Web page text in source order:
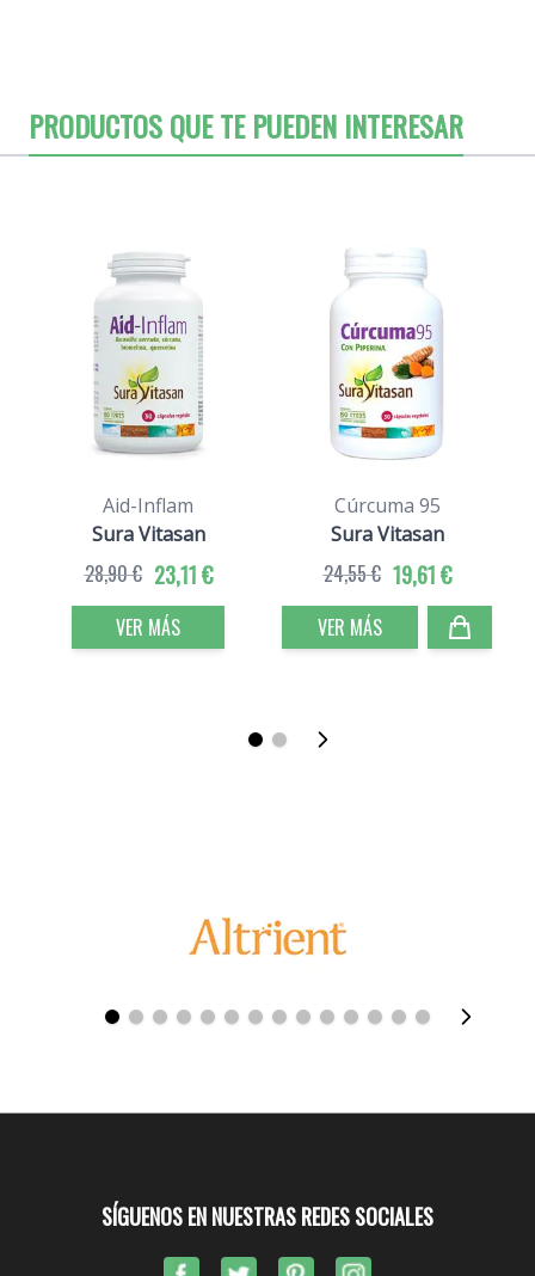
PRODUCTOS QUE TE PUEDEN INTERESAR
Aid-Inflam
Sura Vitasan
23,11 €
28,90 €
VER MÁS
Cúrcuma 95
Sura Vitasan
19,61 €
24,55 €
VER MÁS
SÍGUENOS EN NUESTRAS REDES SOCIALES